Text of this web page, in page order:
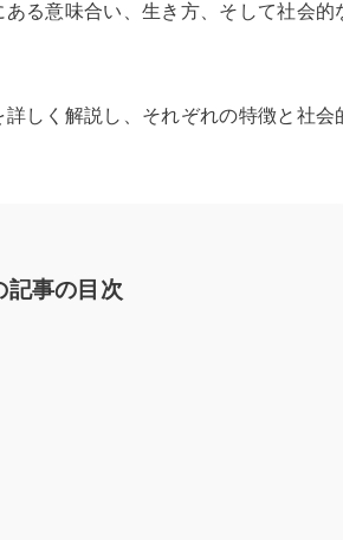
る意味合い、生き方、そして社会的
しく解説し、それぞれの特徴と社会
記事の目次